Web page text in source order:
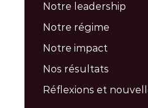
Notre leadership
Notre régime
Notre impact
Nos résultats
Réflexions et